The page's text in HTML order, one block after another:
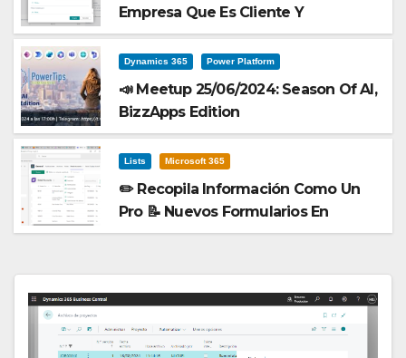
Empresa Que Es Cliente Y
Proveedor En Dynamics 365
Business Central
Dynamics 365 Power Platform
📣 Meetup 25/06/2024: Season Of AI,
BizzApps Edition
Lists Microsoft 365
✏️ Recopila Información Como Un
Pro 📝 Nuevos Formularios En
Microsoft Lists